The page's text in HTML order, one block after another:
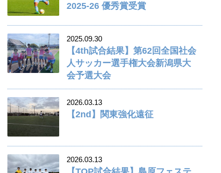
2025-26 優秀賞受賞
2025.09.30
【4th試合結果】第62回全国社会
人サッカー選手権大会新潟県大
会予選大会
2026.03.13
【2nd】関東強化遠征
2026.03.13